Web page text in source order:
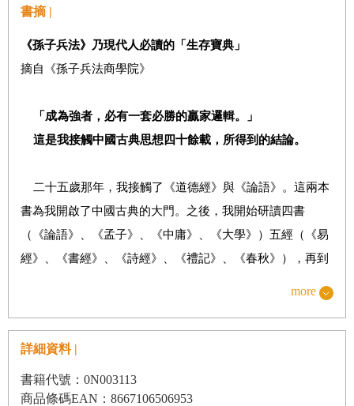
書摘 |
《孫子兵法》乃現代人必讀的「生存寶典」
摘自《孫子兵法商學院》
「成為強者，必有一套必勝的贏家邏輯。」
這是我接觸中國古典思想四十餘載，所得到的結論。
二十五歲那年，我接觸了《道德經》與《論語》。這兩本
書為我開啟了中國古典的大門。之後，我開始研讀四書
（《論語》、《孟子》、《中庸》、《大學》）五經（《易
經》、《書經》、《詩經》、《禮記》、《春秋》），再到
日後還開辦了這些主題的課程。
我的授課內容，不是鑽研古典思想，而是把這些書籍當做
「人生指南」，並且以淺顯易懂的方式，講解給更多人聽。
每一位學員都是心有所求，才前來聽我講課，我當然要充
more
詳細資料 |
書籍代號：0N003113
商品條碼EAN：8667106506953